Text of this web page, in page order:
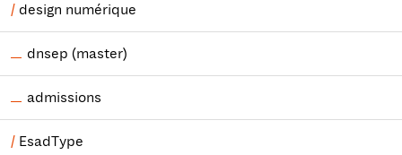
design numérique
dnsep (master)
admissions
EsadType